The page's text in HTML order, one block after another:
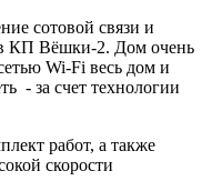
сотовой связи и
КП Вёшки-2. Дом очень
Wi-Fi весь дом и
- за счет технологии
работ, а также
скорости